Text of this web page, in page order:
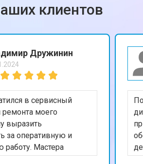
клиентов
Дружинин
в сервисный
ремонта моего
выразить
за оперативную и
работу. Мастера
устранили